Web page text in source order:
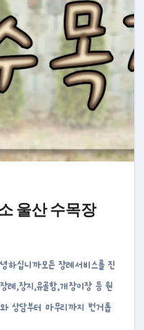
울산 수목장
,장지,유골함,개장이장 등 원
상담부터 마무리까지 번거롭